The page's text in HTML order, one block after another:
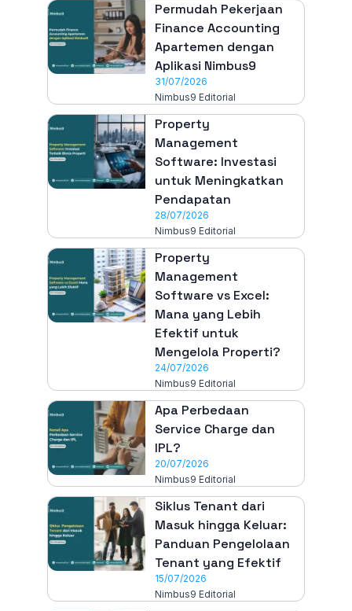
Permudah Pekerjaan
Finance Accounting
Apartemen dengan
Aplikasi Nimbus9
31/07/2026
Nimbus9 Editorial
Property
Management
Software: Investasi
untuk Meningkatkan
Pendapatan
28/07/2026
Nimbus9 Editorial
Property
Management
Software vs Excel:
Mana yang Lebih
Efektif untuk
Mengelola Properti?
24/07/2026
Nimbus9 Editorial
Apa Perbedaan
Service Charge dan
IPL?
20/07/2026
Nimbus9 Editorial
Siklus Tenant dari
Masuk hingga Keluar:
Panduan Pengelolaan
Tenant yang Efektif
15/07/2026
Nimbus9 Editorial